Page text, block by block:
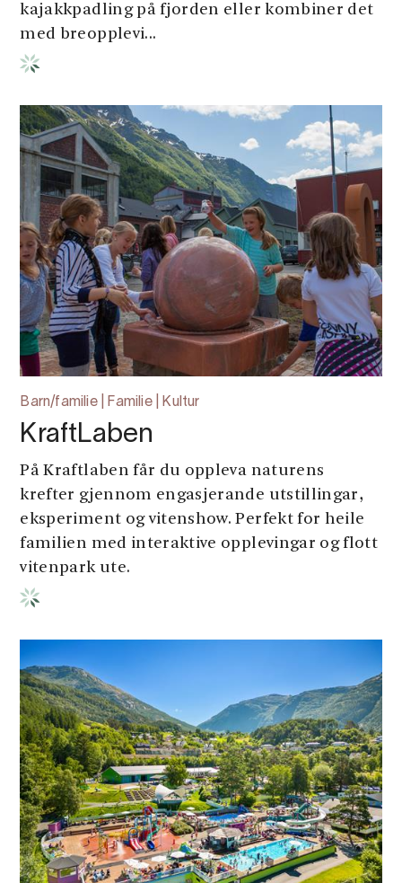
kajakkpadling på fjorden eller kombiner det
med breopplevi...
Barn/familie | Familie | Kultur
KraftLaben
På Kraftlaben får du oppleva naturens
krefter gjennom engasjerande utstillingar,
eksperiment og vitenshow. Perfekt for heile
familien med interaktive opplevingar og flott
vitenpark ute.